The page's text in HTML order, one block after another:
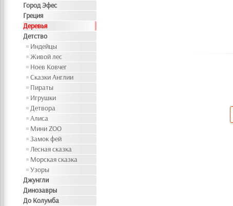
Город Эфес
Греция
Деревья
Детство
Индейцы
Живой лес
Ноев Ковчег
Сказки Англии
Пираты
Игрушки
Детвора
Алиса
Мини ZOO
Замок фей
Лесная сказка
Морская сказка
Узоры
Джунгли
Динозавры
До Колумба